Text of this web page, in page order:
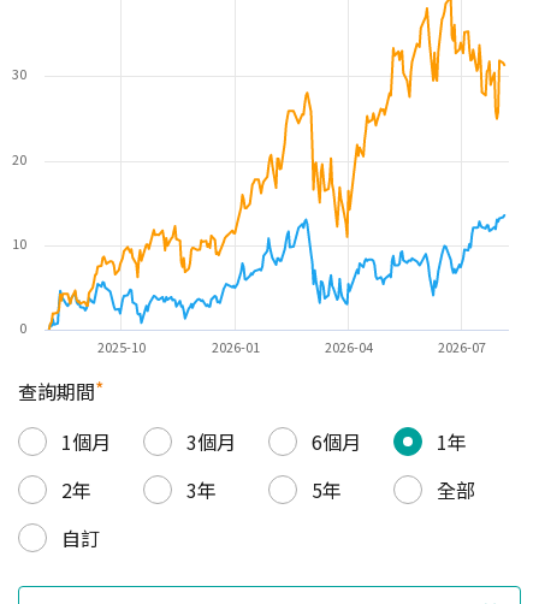
2025-10 2026-01 2026-04 2026-07
0
10
20
30
查詢期間*
1個月
3個月 6個月
1年
2年
3年 5年
全部
自訂